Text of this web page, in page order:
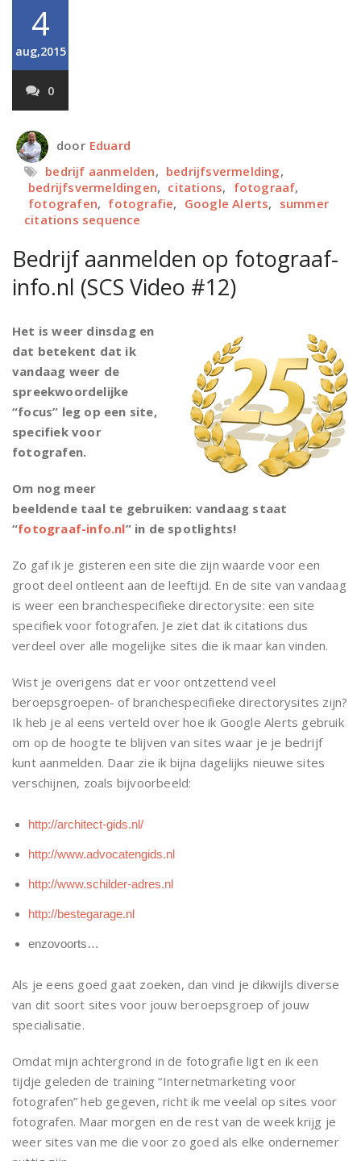
4
aug,2015
0
door Eduard
bedrijf aanmelden, bedrijfsvermelding,
bedrijfsvermeldingen, citations, fotograaf,
fotografen, fotografie, Google Alerts, summer
citations sequence
Bedrijf aanmelden op fotograaf-
info.nl (SCS Video #12)
Het is weer dinsdag en
dat betekent dat ik
vandaag weer de
spreekwoordelijke
“focus” leg op een site,
specifiek voor
fotografen.
Om nog meer
beeldende taal te gebruiken: vandaag staat
“fotograaf-info.nl” in de spotlights!
Zo gaf ik je gisteren een site die zijn waarde voor een
groot deel ontleent aan de leeftijd. En de site van vandaag
is weer een branchespecifieke directorysite: een site
specifiek voor fotografen. Je ziet dat ik citations dus
verdeel over alle mogelijke sites die ik maar kan vinden.
Wist je overigens dat er voor ontzettend veel
beroepsgroepen- of branchespecifieke directorysites zijn?
Ik heb je al eens verteld over hoe ik Google Alerts gebruik
om op de hoogte te blijven van sites waar je je bedrijf
kunt aanmelden. Daar zie ik bijna dagelijks nieuwe sites
verschijnen, zoals bijvoorbeeld:
http://architect-gids.nl/
http://www.advocatengids.nl
http://www.schilder-adres.nl
http://bestegarage.nl
enzovoorts…
Als je eens goed gaat zoeken, dan vind je dikwijls diverse
van dit soort sites voor jouw beroepsgroep of jouw
specialisatie.
Omdat mijn achtergrond in de fotografie ligt en ik een
tijdje geleden de training “Internetmarketing voor
fotografen” heb gegeven, richt ik me veelal op sites voor
fotografen. Maar morgen en de rest van de week krijg je
weer sites van me die voor zo goed als elke ondernemer